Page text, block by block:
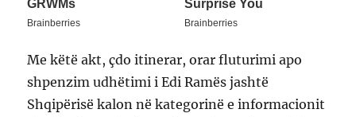
Me këtë akt, çdo itinerar, orar fluturimi apo
shpenzim udhëtimi i Edi Ramës jashtë
Shqipërisë kalon në kategorinë e informacionit